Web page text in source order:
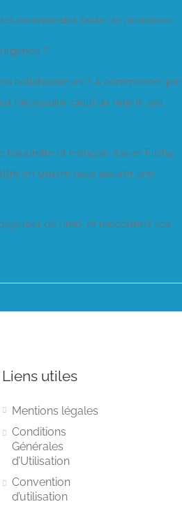
commandes faute de personnel.
?
collaborateurs ? A commencer par
nécessaire, celui de retenir ses
Baudrelle et François-Xavier Flichy,
en œuvre pour assurer une
de l’info, et rencontrez vos
Liens utiles
Mentions légales
Conditions
Générales
d’Utilisation
Convention
d’utilisation